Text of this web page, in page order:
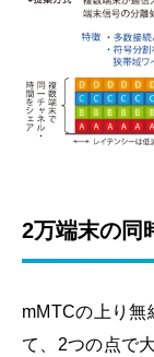
2万端末の同
mMTCの上り無
て、2つの点で